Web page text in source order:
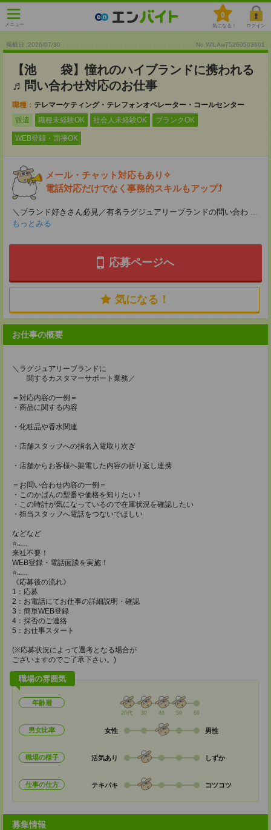
メニュー
0
気になる！ ログイン
掲載日 :2026/07/30 No.WILAw75260503601
【池 袋】憧れのハイブランドに携われる
♬問い合わせ対応のお仕事
職種： テレマーケティング・テレフォンオペレーター・コールセンター
派遣
職種未経験OK 社会人未経験OK ブランクOK
WEB登録・面接OK
メール・チャット対応もあり✧
電話対応だけでなく事務的スキルもアップ⤴
＼ブランド好きさん必見／有名ラグジュアリーブランドの問い合わ ...
もっとみる
応募ページへ
気になる！
お仕事の概要
＼ラグジュアリーブランドに
関するカスタマーサポート業務／
＝対応内容の一例＝
・商品に関する内容
・化粧品や香水関連
・店舗スタッフへの指名入電取り次ぎ
・店舗からお客様へ架電した内容の折り返し連携
＝お問い合わせ内容の一例＝
・このかばんの型番や価格を知りたい！
・この時計が気になっているので在庫状況を確認したい
・担当スタッフへ電話をつないでほしい
などなど
⭐‥…
来社不要！
WEB登録・電話面談を実施！
⭐‥…
《応募後の流れ》
1：応募
2：お電話にてお仕事の詳細説明・確認
3：簡単WEB登録
4：採否のご連絡
5：お仕事スタート
(※応募状況によって選考となる場合が
ございますのでご了承下さい。)
職場の雰囲気
年齢層
20代 30 40 50 60
男女比率 女性 男性
職場の様子 活気あり しずか
仕事の仕方 テキパキ コツコツ
募集情報